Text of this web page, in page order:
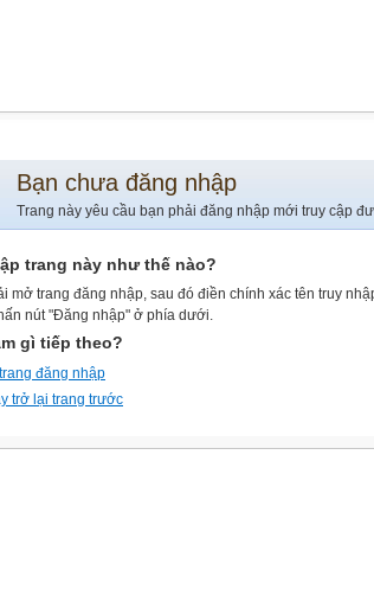
Bạn chưa đăng nhập
Trang này yêu cầu bạn phải đăng nhập mới truy cập
trang này như thế nào?
mở trang đăng nhập, sau đó điền chính xác tên truy
nút "Đăng nhập" ở phía dưới.
gì tiếp theo?
đăng nhập
trở lại trang trước